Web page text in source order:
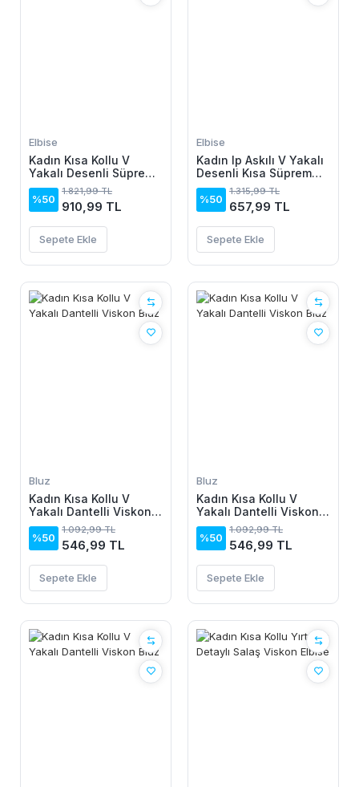
Elbise
Kadın Kısa Kollu V
Yakalı Desenli Süprem
Elbise
%50
1.821,99 TL
910,99 TL
Sepete Ekle
Elbise
Kadın Ip Askılı V Yakalı
Desenli Kısa Süprem
Elbise
%50
1.315,99 TL
657,99 TL
Sepete Ekle
Bluz
Kadın Kısa Kollu V
Yakalı Dantelli Viskon
Bluz
%50
1.092,99 TL
546,99 TL
Sepete Ekle
Bluz
Kadın Kısa Kollu V
Yakalı Dantelli Viskon
Bluz
%50
1.092,99 TL
546,99 TL
Sepete Ekle